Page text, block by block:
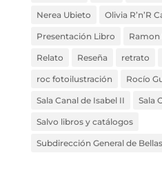
Nerea Ubieto Olivia R’n’R
Presentación Libro Ramon
Relato Reseña retrato
roc fotoilustración Rocío
Sala Canal de Isabel II Sala
Salvo libros y catálogos
Subdirección General de